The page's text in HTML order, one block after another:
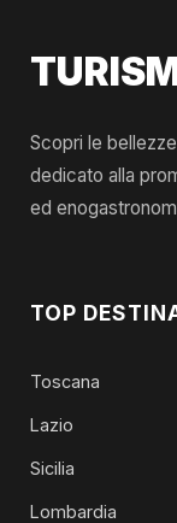
Scopri le
dedicato alla
ed
TOP
Toscana
Lazio
Sicilia
Lombardia